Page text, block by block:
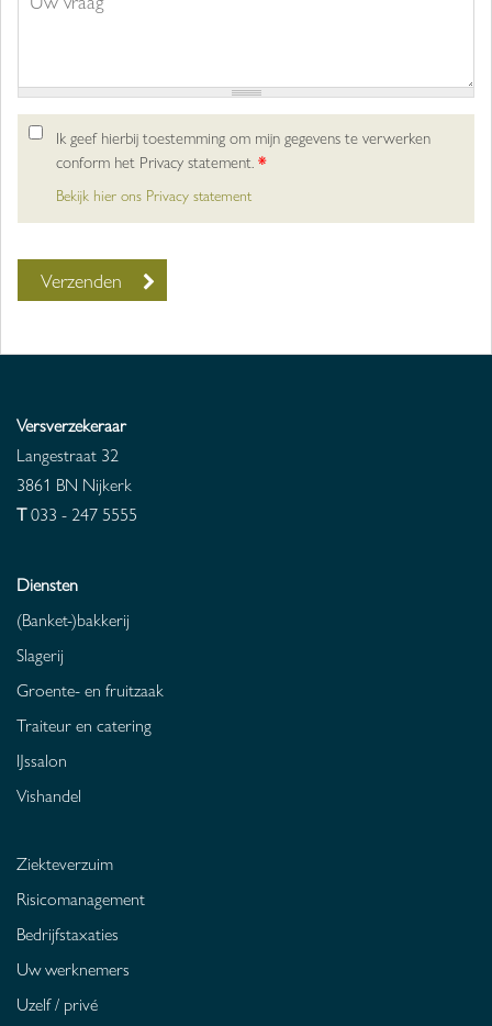
Ik geef hierbij toestemming om mijn gegevens te verwerken
conform het Privacy statement.*
Bekijk hier ons Privacy statement
Versverzekeraar
Langestraat 32
3861 BN Nijkerk
T033 - 247 5555
Diensten
(Banket-)bakkerij
Slagerij
Groente- en fruitzaak
Traiteur en catering
IJssalon
Vishandel
Ziekteverzuim
Risicomanagement
Bedrijfstaxaties
Uw werknemers
Uzelf / privé